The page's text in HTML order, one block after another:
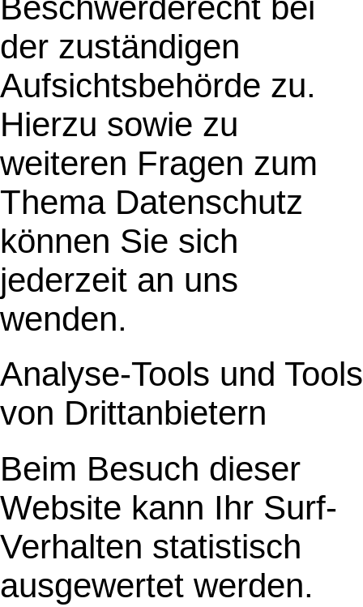
der zuständigen
Aufsichtsbehörde zu.
Hierzu sowie zu
weiteren Fragen zum
Thema Datenschutz
können Sie sich
jederzeit an uns
wenden.
Analyse-Tools und Tools
von Drittanbietern
Beim Besuch dieser
Website kann Ihr Surf-
Verhalten statistisch
ausgewertet werden.